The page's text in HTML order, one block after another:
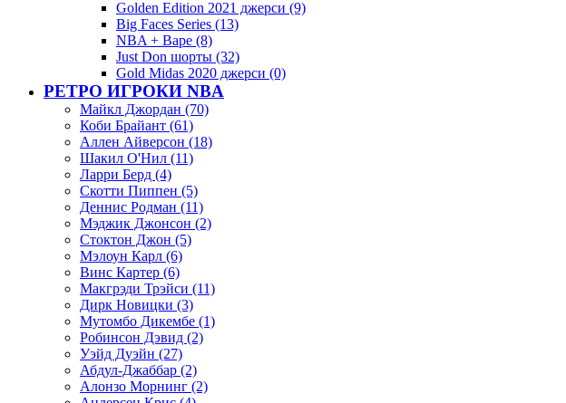
Golden Edition 2021 джерси (9)
Big Faces Series (13)
NBA + Bape (8)
Just Don шорты (32)
Gold Midas 2020 джерси (0)
РЕТРО ИГРОКИ NBA
Майкл Джордан (70)
Коби Брайант (61)
Аллен Айверсон (18)
Шакил О'Нил (11)
Ларри Берд (4)
Скотти Пиппен (5)
Деннис Родман (11)
Мэджик Джонсон (2)
Стоктон Джон (5)
Мэлоун Карл (6)
Винс Картер (6)
Макгрэди Трэйси (11)
Дирк Новицки (3)
Мутомбо Дикембе (1)
Робинсон Дэвид (2)
Уэйд Дуэйн (27)
Абдул-Джаббар (2)
Алонзо Морнинг (2)